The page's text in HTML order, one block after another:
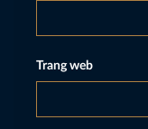
Trang web